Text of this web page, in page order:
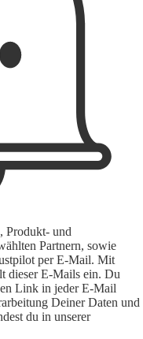
Produkt- und
Partnern, sowie
per E-Mail. Mit
dieser E-Mails ein. Du
Link in jeder E-Mail
Deiner Daten und
du in unserer